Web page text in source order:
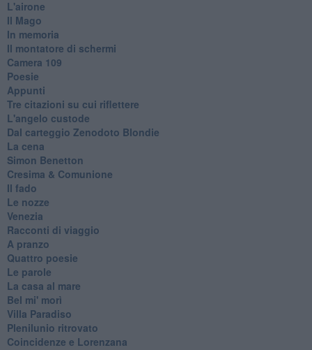
L'airone
Il Mago
In memoria
Il montatore di schermi
Camera 109
Poesie
Appunti
Tre citazioni su cui riflettere
L'angelo custode
Dal carteggio Zenodoto Blondie
La cena
Simon Benetton
Cresima & Comunione
Il fado
Le nozze
Venezia
Racconti di viaggio
A pranzo
Quattro poesie
Le parole
La casa al mare
Bel mi' morì
Villa Paradiso
Plenilunio ritrovato
Coincidenze e Lorenzana